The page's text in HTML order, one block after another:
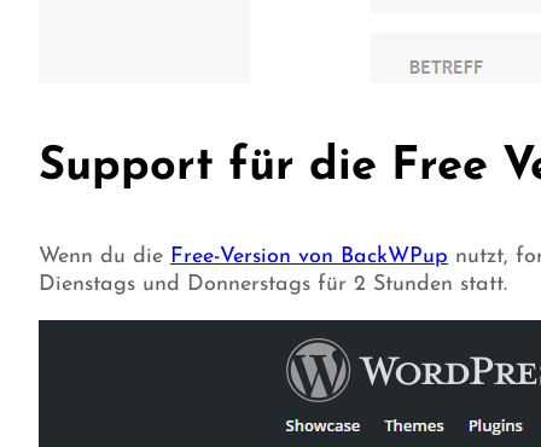
Support für die Free
Wenn du die Free-Version von BackWPup nutzt,
Dienstags und Donnerstags für 2 Stunden statt.